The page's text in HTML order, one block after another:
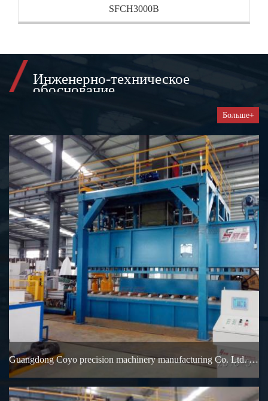
SFCH3000B
Инженерно-техническое
обоснование
Больше+
Guangdong Coyo precision machinery manufacturing Co. Ltd. 2000T